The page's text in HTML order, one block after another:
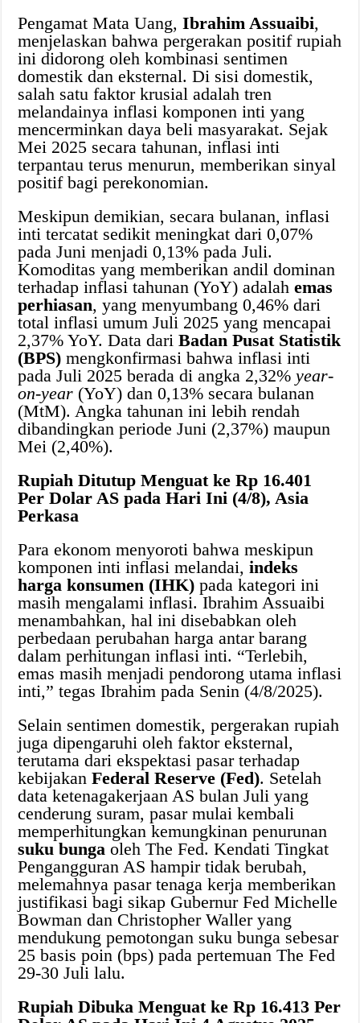
Pengamat Mata Uang,Ibrahim Assuaibi,
menjelaskan bahwa pergerakan positif rupiah
ini didorong oleh kombinasi sentimen
domestik dan eksternal. Di sisi domestik,
salah satu faktor krusial adalah tren
melandainya inflasi komponen inti yang
mencerminkan daya beli masyarakat. Sejak
Mei 2025 secara tahunan, inflasi inti
terpantau terus menurun, memberikan sinyal
positif bagi perekonomian.
Meskipun demikian, secara bulanan, inflasi
inti tercatat sedikit meningkat dari 0,07%
pada Juni menjadi 0,13% pada Juli.
Komoditas yang memberikan andil dominan
terhadap inflasi tahunan (YoY) adalahemas
perhiasan, yang menyumbang 0,46% dari
total inflasi umum Juli 2025 yang mencapai
2,37% YoY. Data dariBadan Pusat Statistik
(BPS) mengkonfirmasi bahwa inflasi inti
pada Juli 2025 berada di angka 2,32%year-
on-year (YoY) dan 0,13% secara bulanan
(MtM). Angka tahunan ini lebih rendah
dibandingkan periode Juni (2,37%) maupun
Mei (2,40%).
Rupiah Ditutup Menguat ke Rp 16.401
Per Dolar AS pada Hari Ini (4/8), Asia
Perkasa
Para ekonom menyoroti bahwa meskipun
komponen inti inflasi melandai,indeks
harga konsumen (IHK) pada kategori ini
masih mengalami inflasi. Ibrahim Assuaibi
menambahkan, hal ini disebabkan oleh
perbedaan perubahan harga antar barang
dalam perhitungan inflasi inti. “Terlebih,
emas masih menjadi pendorong utama inflasi
inti,” tegas Ibrahim pada Senin (4/8/2025).
Selain sentimen domestik, pergerakan rupiah
juga dipengaruhi oleh faktor eksternal,
terutama dari ekspektasi pasar terhadap
kebijakanFederal Reserve (Fed). Setelah
data ketenagakerjaan AS bulan Juli yang
cenderung suram, pasar mulai kembali
memperhitungkan kemungkinan penurunan
suku bunga oleh The Fed. Kendati Tingkat
Pengangguran AS hampir tidak berubah,
melemahnya pasar tenaga kerja memberikan
justifikasi bagi sikap Gubernur Fed Michelle
Bowman dan Christopher Waller yang
mendukung pemotongan suku bunga sebesar
25 basis poin (bps) pada pertemuan The Fed
29-30 Juli lalu.
Rupiah Dibuka Menguat ke Rp 16.413 Per